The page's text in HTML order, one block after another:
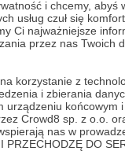
i chcemy, abyś
usług czuł się
Ci najważniejsze
przez nas Twoich
korzystanie z
i zbierania
urządzeniu końcowym i
Crowd8 sp. z o.o.
nas w
PRZECHODZĘ DO
– motorem
Za 20 zł
talenty, które
zmienią